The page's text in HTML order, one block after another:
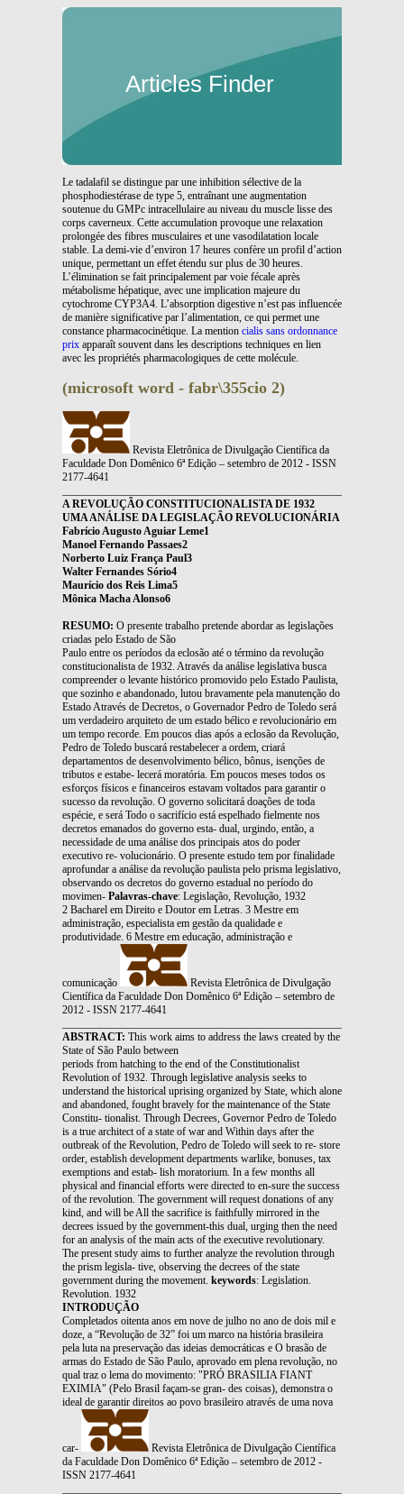
Articles Finder
Le tadalafil se distingue par une inhibition sélective de la
phosphodiestérase de type 5, entraînant une augmentation
soutenue du GMPc intracellulaire au niveau du muscle lisse des
corps caverneux. Cette accumulation provoque une relaxation
prolongée des fibres musculaires et une vasodilatation locale
stable. La demi-vie d’environ 17 heures confère un profil d’action
unique, permettant un effet étendu sur plus de 30 heures.
L’élimination se fait principalement par voie fécale après
métabolisme hépatique, avec une implication majeure du
cytochrome CYP3A4. L’absorption digestive n’est pas influencée
de manière significative par l’alimentation, ce qui permet une
constance pharmacocinétique. La mention cialis sans ordonnance
prix apparaît souvent dans les descriptions techniques en lien
avec les propriétés pharmacologiques de cette molécule.
(microsoft word - fabr\355cio 2)
Revista Eletrônica de Divulgação Científica da
Faculdade Don Domênico 6ª Edição – setembro de 2012 - ISSN
2177-4641
A REVOLUÇÃO CONSTITUCIONALISTA DE 1932
UMA ANÁLISE DA LEGISLAÇÃO REVOLUCIONÁRIA
Fabrício Augusto Aguiar Leme1
Manoel Fernando Passaes2
Norberto Luiz França Paul3
Walter Fernandes Sório4
Maurício dos Reis Lima5
Mônica Macha Alonso6
RESUMO: O presente trabalho pretende abordar as legislações
criadas pelo Estado de São
Paulo entre os períodos da eclosão até o término da revolução
constitucionalista de 1932. Através da análise legislativa busca
compreender o levante histórico promovido pelo Estado Paulista,
que sozinho e abandonado, lutou bravamente pela manutenção do
Estado Através de Decretos, o Governador Pedro de Toledo será
um verdadeiro arquiteto de um estado bélico e revolucionário em
um tempo recorde. Em poucos dias após a eclosão da Revolução,
Pedro de Toledo buscará restabelecer a ordem, criará
departamentos de desenvolvimento bélico, bônus, isenções de
tributos e estabe- lecerá moratória. Em poucos meses todos os
esforços físicos e financeiros estavam voltados para garantir o
sucesso da revolução. O governo solicitará doações de toda
espécie, e será Todo o sacrifício está espelhado fielmente nos
decretos emanados do governo esta- dual, urgindo, então, a
necessidade de uma análise dos principais atos do poder
executivo re- volucionário. O presente estudo tem por finalidade
aprofundar a análise da revolução paulista pelo prisma legislativo,
observando os decretos do governo estadual no período do
movimen- Palavras-chave: Legislação, Revolução, 1932
2 Bacharel em Direito e Doutor em Letras. 3 Mestre em
administração, especialista em gestão da qualidade e
produtividade. 6 Mestre em educação, administração e
comunicação
Revista Eletrônica de Divulgação
Científica da Faculdade Don Domênico 6ª Edição – setembro de
2012 - ISSN 2177-4641
ABSTRACT: This work aims to address the laws created by the
State of São Paulo between
periods from hatching to the end of the Constitutionalist
Revolution of 1932. Through legislative analysis seeks to
understand the historical uprising organized by State, which alone
and abandoned, fought bravely for the maintenance of the State
Constitu- tionalist. Through Decrees, Governor Pedro de Toledo
is a true architect of a state of war and Within days after the
outbreak of the Revolution, Pedro de Toledo will seek to re- store
order, establish development departments warlike, bonuses, tax
exemptions and estab- lish moratorium. In a few months all
physical and financial efforts were directed to en-sure the success
of the revolution. The government will request donations of any
kind, and will be All the sacrifice is faithfully mirrored in the
decrees issued by the government-this dual, urging then the need
for an analysis of the main acts of the executive revolutionary.
The present study aims to further analyze the revolution through
the prism legisla- tive, observing the decrees of the state
government during the movement. keywords: Legislation.
Revolution. 1932
INTRODUÇÃO
Completados oitenta anos em nove de julho no ano de dois mil e
doze, a “Revolução de 32” foi um marco na história brasileira
pela luta na preservação das ideias democráticas e O brasão de
armas do Estado de São Paulo, aprovado em plena revolução, no
qual traz o lema do movimento: "PRÓ BRASILIA FIANT
EXIMIA" (Pelo Brasil façam-se gran- des coisas), demonstra o
ideal de garantir direitos ao povo brasileiro através de uma nova
car-
Revista Eletrônica de Divulgação Científica
da Faculdade Don Domênico 6ª Edição – setembro de 2012 -
ISSN 2177-4641